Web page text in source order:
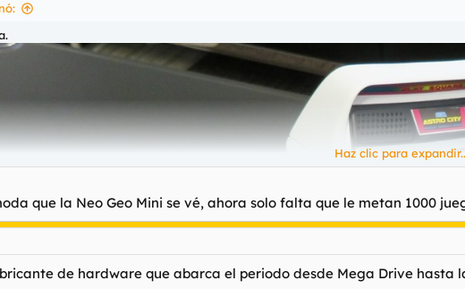
atractivos y nunca vistos
Haz clic para
que la Neo Geo Mini se vé, ahora solo falta que le metan 1000
de hardware que abarca el periodo desde Mega Drive hasta